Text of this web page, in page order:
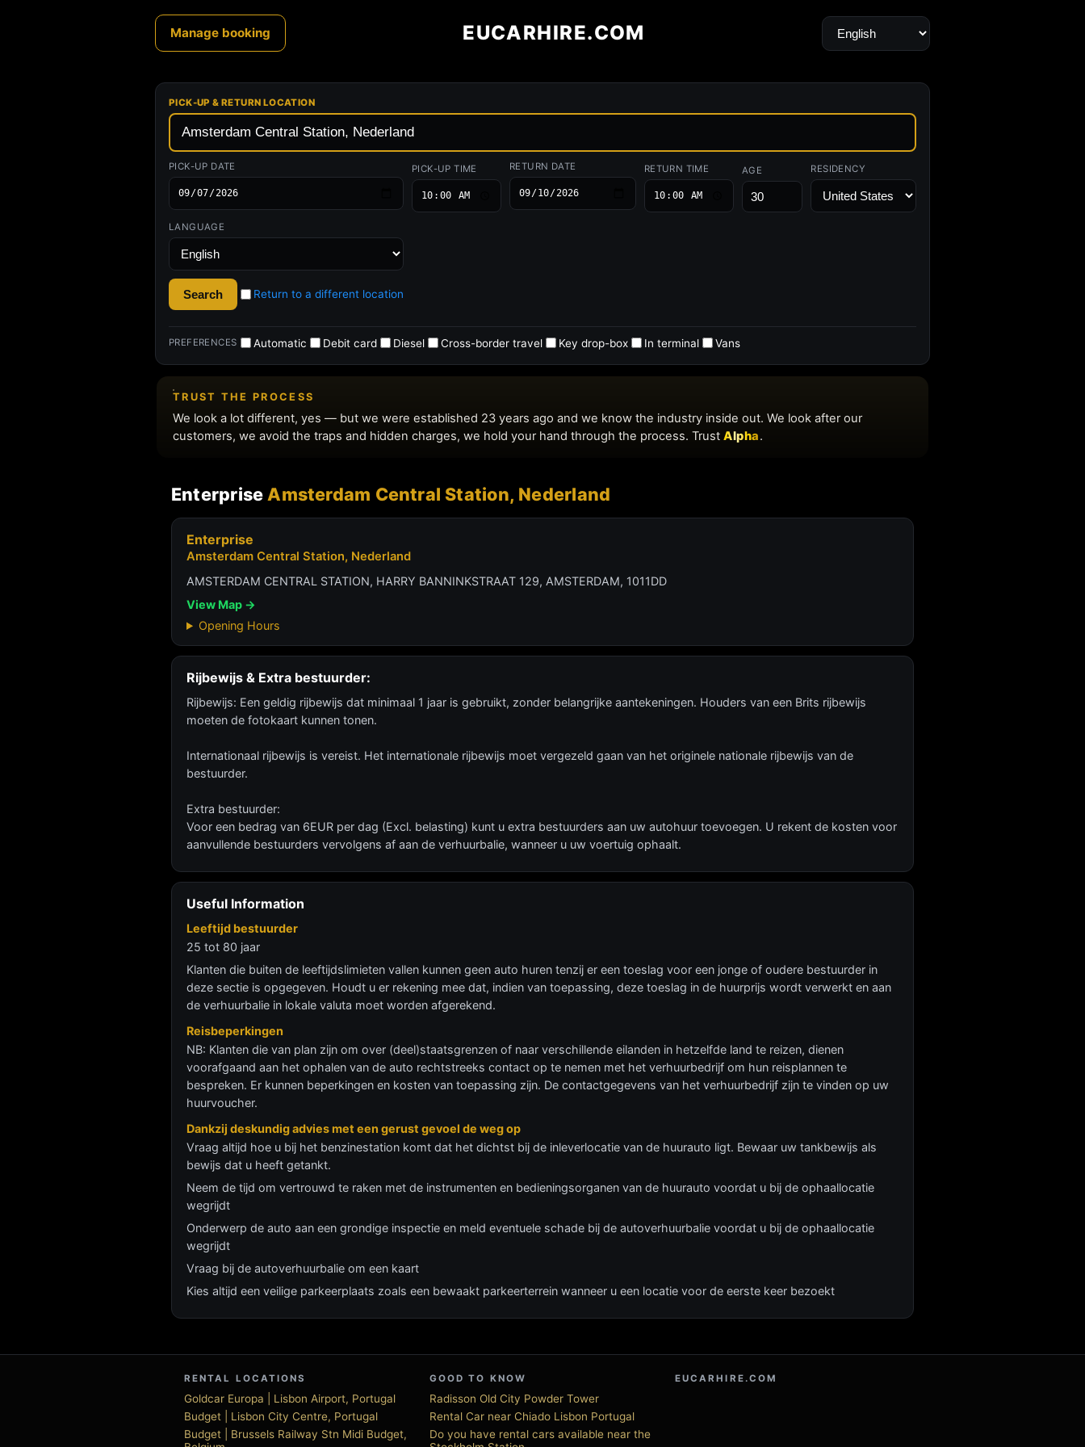
Enterprise Amsterdam Central Station, Nederland
Enterprise
Amsterdam Central Station, Nederland
AMSTERDAM CENTRAL STATION, HARRY BANNINKSTRAAT 129, AMSTERDAM, 1011DD
View Map →
Opening Hours
Rijbewijs & Extra bestuurder:
Rijbewijs: Een geldig rijbewijs dat minimaal 1 jaar is gebruikt, zonder belangrijke aantekeningen. Houders van een Brits rijbewijs
moeten de fotokaart kunnen tonen.
Internationaal rijbewijs is vereist. Het internationale rijbewijs moet vergezeld gaan van het originele nationale rijbewijs van de
bestuurder.
Extra bestuurder:
Voor een bedrag van 6EUR per dag (Excl. belasting) kunt u extra bestuurders aan uw autohuur toevoegen. U rekent de kosten voor
aanvullende bestuurders vervolgens af aan de verhuurbalie, wanneer u uw voertuig ophaalt.
Useful Information
Leeftijd bestuurder
25 tot 80 jaar
Klanten die buiten de leeftijdslimieten vallen kunnen geen auto huren tenzij er een toeslag voor een jonge of oudere bestuurder in
deze sectie is opgegeven. Houdt u er rekening mee dat, indien van toepassing, deze toeslag in de huurprijs wordt verwerkt en aan
de verhuurbalie in lokale valuta moet worden afgerekend.
Reisbeperkingen
NB: Klanten die van plan zijn om over (deel)staatsgrenzen of naar verschillende eilanden in hetzelfde land te reizen, dienen
voorafgaand aan het ophalen van de auto rechtstreeks contact op te nemen met het verhuurbedrijf om hun reisplannen te
bespreken. Er kunnen beperkingen en kosten van toepassing zijn. De contactgegevens van het verhuurbedrijf zijn te vinden op uw
huurvoucher.
Dankzij deskundig advies met een gerust gevoel de weg op
Vraag altijd hoe u bij het benzinestation komt dat het dichtst bij de inleverlocatie van de huurauto ligt. Bewaar uw tankbewijs als
bewijs dat u heeft getankt.
Neem de tijd om vertrouwd te raken met de instrumenten en bedieningsorganen van de huurauto voordat u bij de ophaallocatie
wegrijdt
Onderwerp de auto aan een grondige inspectie en meld eventuele schade bij de autoverhuurbalie voordat u bij de ophaallocatie
wegrijdt
Vraag bij de autoverhuurbalie om een kaart
Kies altijd een veilige parkeerplaats zoals een bewaakt parkeerterrein wanneer u een locatie voor de eerste keer bezoekt
RENTAL LOCATIONS
Goldcar Europa | Lisbon Airport, Portugal
Budget | Lisbon City Centre, Portugal
Budget | Brussels Railway Stn Midi Budget,
GOOD TO KNOW
Radisson Old City Powder Tower
Rental Car near Chiado Lisbon Portugal
Do you have rental cars available near the
EUCARHIRE.COM